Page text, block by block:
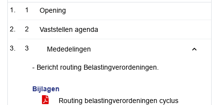
1 Opening
2 Vaststellen agenda
3 Mededelingen
- Bericht routing Belastingverordeningen.
Bijlagen
Routing belastingverordeningen cyclus